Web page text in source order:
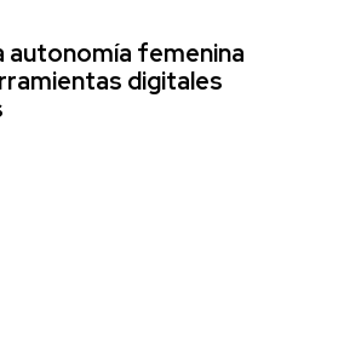
autonomía femenina
digitales